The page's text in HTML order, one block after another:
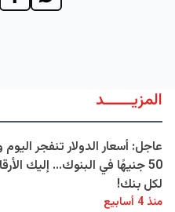
المزيــــــد
عاجل: أسعار الدولار تنفجر
50 جنيهًا في البنوك... إليك
لكل بنك!
منذ 4 أسابيع